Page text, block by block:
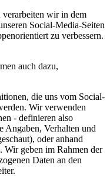
verarbeiten wir in dem
Social-Media-Seiten
zu verbessern.
auch dazu,
die uns vom Social-
Wir verwenden
- definieren also
Angaben, Verhalten und
oder anhand
Wir geben im Rahmen der
Daten an den